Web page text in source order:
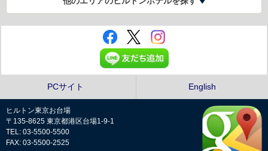
PCサイト English
ヒルトン東京お台場
〒135-8625 東京都港区台場1-9-1
TEL: 03-5500-5500
FAX: 03-5500-2525